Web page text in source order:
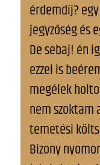
érdemdíj?
jegyzőség és
De sebaj! én
ezzel is
megélek
nem szoktam
temetési
Bizony